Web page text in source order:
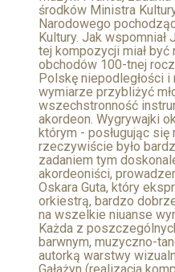
środków Ministra
Narodowego
Kultury. Jak wspomniał
tej kompozycji miał być
obchodów 100-tnej
Polskę niepodległości
wymiarze przybliżyć
wszechstronność
akordeon. Wygrywajki
którym - posługując
rzeczywiście było
zadaniem tym
akordeoniści,
Oskara Guta, który
orkiestrą, bardzo
na wszelkie niuanse
Każda z
barwnym, muzyczno-
autorką warstwy